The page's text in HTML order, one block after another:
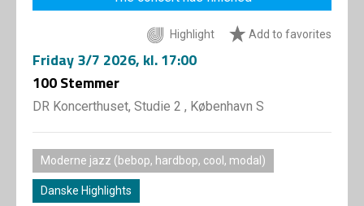
VINTERJAZZ
Themes
LOCATIONS
Highlight Add to favorites
Friday3/7 2026, kl. 17:00
100 Stemmer
DR Koncerthuset, Studie 2 , København S
Moderne jazz (bebop, hardbop, cool, modal)
Danske Highlights